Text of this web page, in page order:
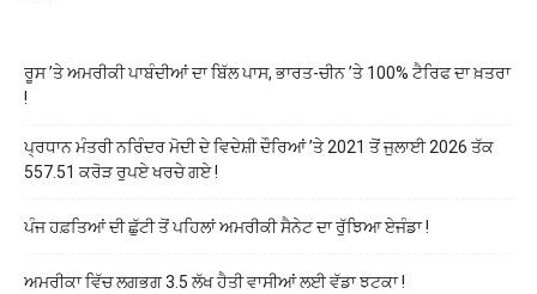
ਰੂਸ ’ਤੇ ਅਮਰੀਕੀ ਪਾਬੰਦੀਆਂ ਦਾ ਬਿੱਲ ਪਾਸ, ਭਾਰਤ-ਚੀਨ ’ਤੇ 100% ਟੈਰਿਫ ਦਾ ਖ਼ਤਰਾ
!
ਪ੍ਰਧਾਨ ਮੰਤਰੀ ਨਰਿੰਦਰ ਮੋਦੀ ਦੇ ਵਿਦੇਸ਼ੀ ਦੌਰਿਆਂ ’ਤੇ 2021 ਤੋਂ ਜੁਲਾਈ 2026 ਤੱਕ
557.51 ਕਰੋੜ ਰੁਪਏ ਖਰਚੇ ਗਏ !
ਪੰਜ ਹਫ਼ਤਿਆਂ ਦੀ ਛੁੱਟੀ ਤੋਂ ਪਹਿਲਾਂ ਅਮਰੀਕੀ ਸੈਨੇਟ ਦਾ ਰੁੱਝਿਆ ਏਜੰਡਾ !
ਅਮਰੀਕਾ ਵਿੱਚ ਲਗਭਗ 3.5 ਲੱਖ ਹੈਤੀ ਵਾਸੀਆਂ ਲਈ ਵੱਡਾ ਝਟਕਾ !